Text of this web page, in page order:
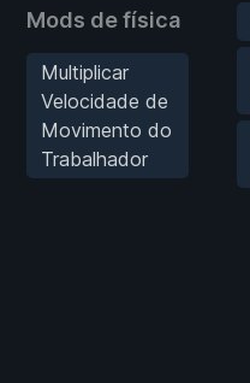
Mods de física
Multiplicar
Velocidade de
Movimento do
Trabalhador